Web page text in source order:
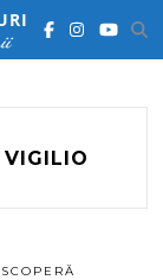
VIGILIO